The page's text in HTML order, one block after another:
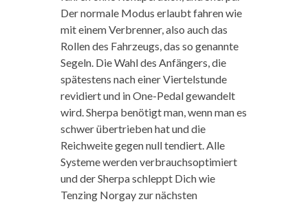
Der normale Modus erlaubt fahren wie
mit einem Verbrenner, also auch das
Rollen des Fahrzeugs, das so genannte
Segeln. Die Wahl des Anfängers, die
spätestens nach einer Viertelstunde
revidiert und in One-Pedal gewandelt
wird. Sherpa benötigt man, wenn man es
schwer übertrieben hat und die
Reichweite gegen null tendiert. Alle
Systeme werden verbrauchsoptimiert
und der Sherpa schleppt Dich wie
Tenzing Norgay zur nächsten